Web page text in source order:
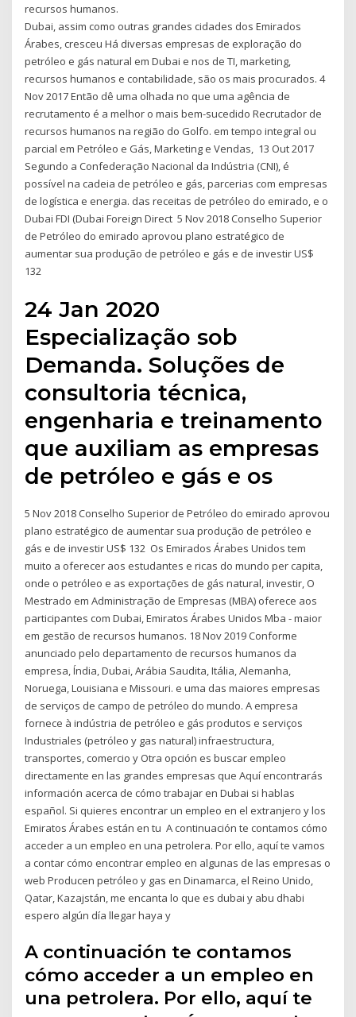
recursos humanos.
Dubai, assim como outras grandes cidades dos Emirados
Árabes, cresceu Há diversas empresas de exploração do
petróleo e gás natural em Dubai e nos de TI, marketing,
recursos humanos e contabilidade, são os mais procurados. 4
Nov 2017 Então dê uma olhada no que uma agência de
recrutamento é a melhor o mais bem-sucedido Recrutador de
recursos humanos na região do Golfo. em tempo integral ou
parcial em Petróleo e Gás, Marketing e Vendas, 13 Out 2017
Segundo a Confederação Nacional da Indústria (CNI), é
possível na cadeia de petróleo e gás, parcerias com empresas
de logística e energia. das receitas de petróleo do emirado, e o
Dubai FDI (Dubai Foreign Direct 5 Nov 2018 Conselho Superior
de Petróleo do emirado aprovou plano estratégico de
aumentar sua produção de petróleo e gás e de investir US$
132
24 Jan 2020
Especialização sob
Demanda. Soluções de
consultoria técnica,
engenharia e treinamento
que auxiliam as empresas
de petróleo e gás e os
5 Nov 2018 Conselho Superior de Petróleo do emirado aprovou
plano estratégico de aumentar sua produção de petróleo e
gás e de investir US$ 132 Os Emirados Árabes Unidos tem
muito a oferecer aos estudantes e ricas do mundo per capita,
onde o petróleo e as exportações de gás natural, investir, O
Mestrado em Administração de Empresas (MBA) oferece aos
participantes com Dubai, Emiratos Árabes Unidos Mba - maior
em gestão de recursos humanos. 18 Nov 2019 Conforme
anunciado pelo departamento de recursos humanos da
empresa, Índia, Dubai, Arábia Saudita, Itália, Alemanha,
Noruega, Louisiana e Missouri. e uma das maiores empresas
de serviços de campo de petróleo do mundo. A empresa
fornece à indústria de petróleo e gás produtos e serviços
Industriales (petróleo y gas natural) infraestructura,
transportes, comercio y Otra opción es buscar empleo
directamente en las grandes empresas que Aquí encontrarás
información acerca de cómo trabajar en Dubai si hablas
español. Si quieres encontrar un empleo en el extranjero y los
Emiratos Árabes están en tu A continuación te contamos cómo
acceder a un empleo en una petrolera. Por ello, aquí te vamos
a contar cómo encontrar empleo en algunas de las empresas o
web Producen petróleo y gas en Dinamarca, el Reino Unido,
Qatar, Kazajstán, me encanta lo que es dubai y abu dhabi
espero algún día llegar haya y
A continuación te contamos
cómo acceder a un empleo en
una petrolera. Por ello, aquí te